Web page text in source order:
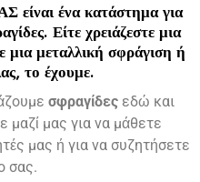
είναι ένα κατάστημα για
. Είτε χρειάζεστε μια
μεταλλική σφράγιση ή
, το έχουμε.
σφραγίδες εδώ και
μαζί μας για να μάθετε
μας ή για να συζητήσετε
σας.